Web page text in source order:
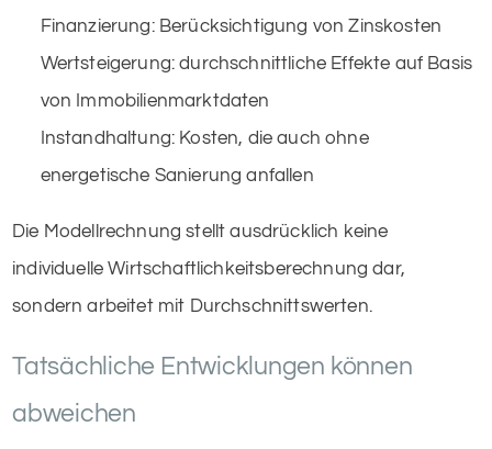
Finanzierung: Berücksichtigung von Zinskosten
Wertsteigerung: durchschnittliche Effekte auf Basis
von Immobilienmarktdaten
Instandhaltung: Kosten, die auch ohne
energetische Sanierung anfallen
Die Modellrechnung stellt ausdrücklich keine
individuelle Wirtschaftlichkeitsberechnung dar,
sondern arbeitet mit Durchschnittswerten.
Tatsächliche Entwicklungen können
abweichen